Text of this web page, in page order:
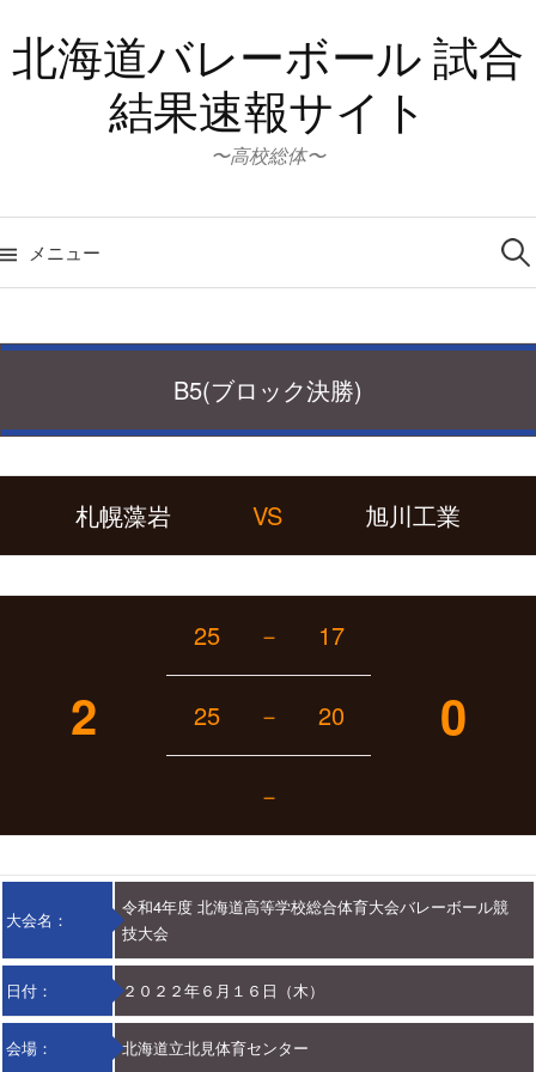
ン
テ北海道バレーボール 試合
結果速報サイト
〜高校総体〜
メニュー
検
索:
B5(ブロック決勝)
札幌藻岩 VS 旭川工業
2
25 － 17
0
25 － 20
－
大会名：
令和4年度 北海道高等学校総合体育大会バレーボール競
技大会
日付： ２０２２年６月１６日（木）
会場： 北海道立北見体育センター